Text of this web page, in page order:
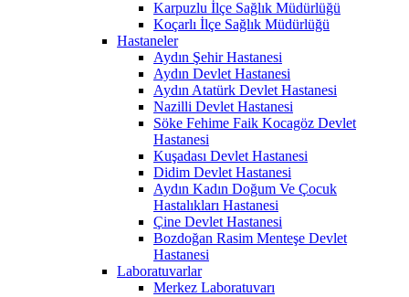
Karpuzlu İlçe Sağlık Müdürlüğü
Koçarlı İlçe Sağlık Müdürlüğü
Hastaneler
Aydın Şehir Hastanesi
Aydın Devlet Hastanesi
Aydın Atatürk Devlet Hastanesi
Nazilli Devlet Hastanesi
Söke Fehime Faik Kocagöz Devlet
Hastanesi
Kuşadası Devlet Hastanesi
Didim Devlet Hastanesi
Aydın Kadın Doğum Ve Çocuk
Hastalıkları Hastanesi
Çine Devlet Hastanesi
Bozdoğan Rasim Menteşe Devlet
Hastanesi
Laboratuvarlar
Merkez Laboratuvarı